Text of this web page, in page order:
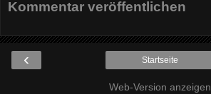
Kommentar veröffentlichen
‹ Startseite
Web-Version anzeigen